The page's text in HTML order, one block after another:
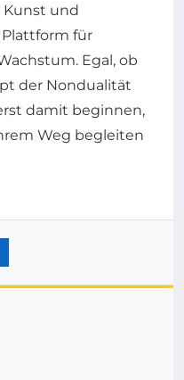
Kunst und
für
Egal, ob
der Nondualität
damit beginnen,
Weg begleiten